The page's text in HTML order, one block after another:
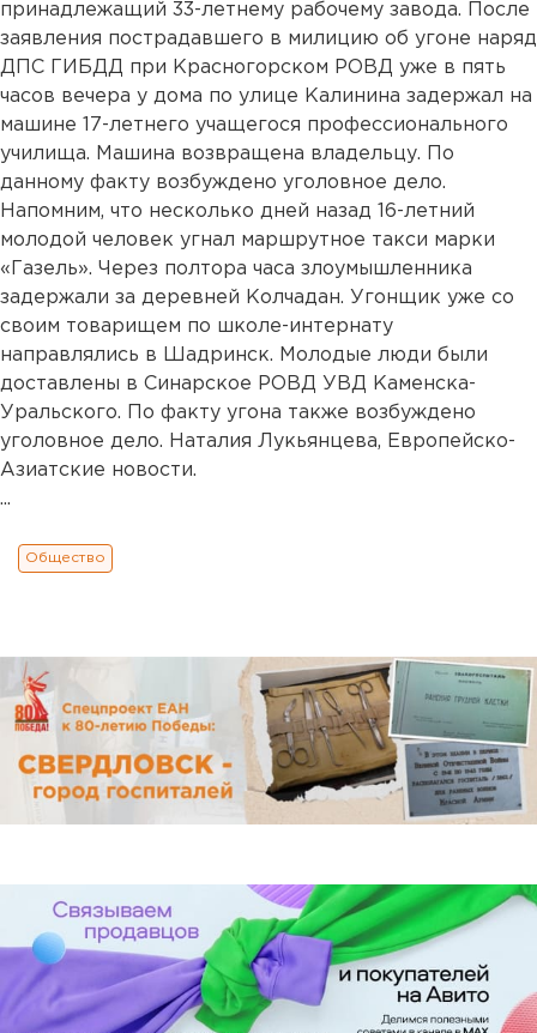
принадлежащий 33-летнему рабочему завода. После
заявления пострадавшего в милицию об угоне наряд
ДПС ГИБДД при Красногорском РОВД уже в пять
часов вечера у дома по улице Калинина задержал на
машине 17-летнего учащегося профессионального
училища. Машина возвращена владельцу. По
данному факту возбуждено уголовное дело.
Напомним, что несколько дней назад 16-летний
молодой человек угнал маршрутное такси марки
«Газель». Через полтора часа злоумышленника
задержали за деревней Колчадан. Угонщик уже со
своим товарищем по школе-интернату
направлялись в Шадринск. Молодые люди были
доставлены в Синарское РОВД УВД Каменска-
Уральского. По факту угона также возбуждено
уголовное дело. Наталия Лукьянцева, Европейско-
Азиатские новости.
...
Общество